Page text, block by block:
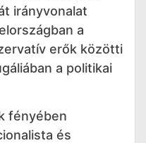
irányvonalat
a
erők közötti
a politikai
fényében
és